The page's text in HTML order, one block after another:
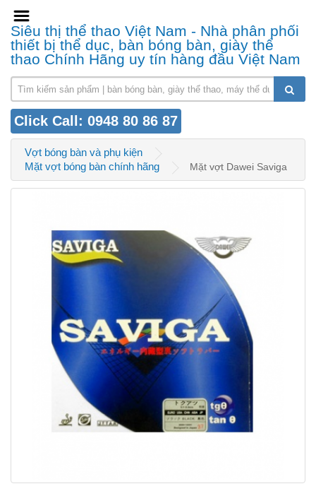
Siêu thị thể thao Việt Nam - Nhà phân phối
thiết bị thể dục, bàn bóng bàn, giày thể
thao Chính Hãng uy tín hàng đầu Việt Nam
Click Call: 0948 80 86 87
Vợt bóng bàn và phụ kiện
Mặt vợt bóng bàn chính hãng
Mặt vợt Dawei Saviga